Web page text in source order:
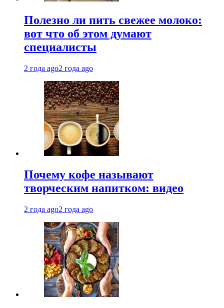
Полезно ли пить свежее молоко:
вот что об этом думают
специалисты
2 года ago2 года ago
Почему кофе называют
творческим напитком: видео
2 года ago2 года ago